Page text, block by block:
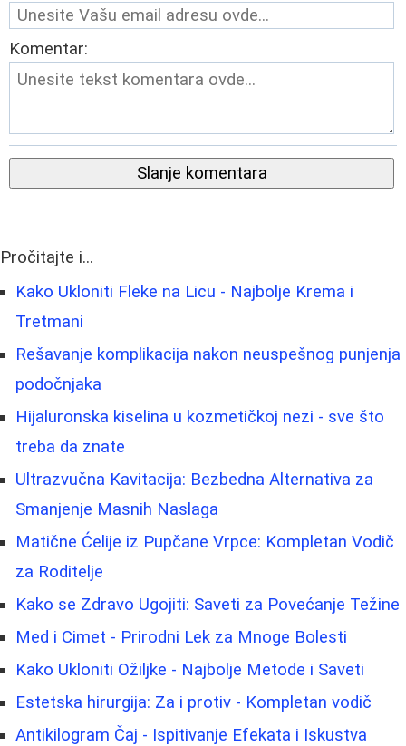
Komentar:
Slanje komentara
Pročitajte i...
Kako Ukloniti Fleke na Licu - Najbolje Krema i
Tretmani
Rešavanje komplikacija nakon neuspešnog punjenja
podočnjaka
Hijaluronska kiselina u kozmetičkoj nezi - sve što
treba da znate
Ultrazvučna Kavitacija: Bezbedna Alternativa za
Smanjenje Masnih Naslaga
Matične Ćelije iz Pupčane Vrpce: Kompletan Vodič
za Roditelje
Kako se Zdravo Ugojiti: Saveti za Povećanje Težine
Med i Cimet - Prirodni Lek za Mnoge Bolesti
Kako Ukloniti Ožiljke - Najbolje Metode i Saveti
Estetska hirurgija: Za i protiv - Kompletan vodič
Antikilogram Čaj - Ispitivanje Efekata i Iskustva